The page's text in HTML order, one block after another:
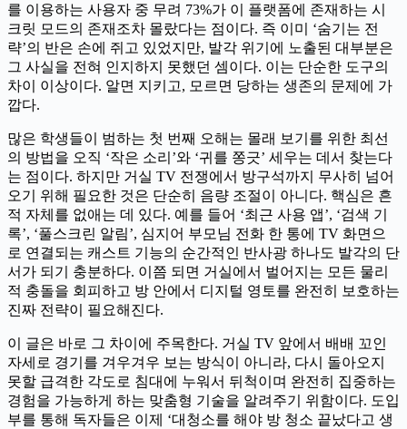
를 이용하는 사용자 중 무려 73%가 이 플랫폼에 존재하는 시
크릿 모드의 존재조차 몰랐다는 점이다. 즉 이미 ‘숨기는 전
략’의 반은 손에 쥐고 있었지만, 발각 위기에 노출된 대부분은
그 사실을 전혀 인지하지 못했던 셈이다. 이는 단순한 도구의
차이 이상이다. 알면 지키고, 모르면 당하는 생존의 문제에 가
깝다.
많은 학생들이 범하는 첫 번째 오해는 몰래 보기를 위한 최선
의 방법을 오직 ‘작은 소리’와 ‘귀를 쫑긋’ 세우는 데서 찾는다
는 점이다. 하지만 거실 TV 전쟁에서 방구석까지 무사히 넘어
오기 위해 필요한 것은 단순히 음량 조절이 아니다. 핵심은 흔
적 자체를 없애는 데 있다. 예를 들어 ‘최근 사용 앱’, ‘검색 기
록’, ‘풀스크린 알림’, 심지어 부모님 전화 한 통에 TV 화면으
로 연결되는 캐스트 기능의 순간적인 반사광 하나도 발각의 단
서가 되기 충분하다. 이쯤 되면 거실에서 벌어지는 모든 물리
적 충돌을 회피하고 방 안에서 디지털 영토를 완전히 보호하는
진짜 전략이 필요해진다.
이 글은 바로 그 차이에 주목한다. 거실 TV 앞에서 배배 꼬인
자세로 경기를 겨우겨우 보는 방식이 아니라, 다시 돌아오지
못할 급격한 각도로 침대에 누워서 뒤척이며 완전히 집중하는
경험을 가능하게 하는 맞춤형 기술을 알려주기 위함이다. 도입
부를 통해 독자들은 이제 ‘대청소를 해야 방 청소 끝났다고 생